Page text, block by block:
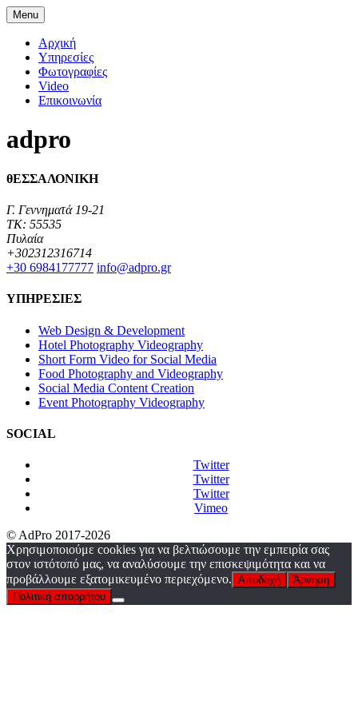
Menu
Αρχική
Υπηρεσίες
Φωτογραφίες
Video
Επικοινωνία
adpro
θΕΣΣΑΛΟΝΙΚΗ
Γ. Γεννηματά 19-21
TK: 55535
Πυλαία
+302312316714
+30 6984177777‬ info@adpro.gr
ΥΠΗΡΕΣΙΕΣ
Web Design & Development
Hotel Photography Videography
Short Form Video for Social Media
Food Photography and Videography
Social Media Content Creation
Event Photography Videography
SOCIAL
Twitter
Twitter
Twitter
Vimeo
© AdPro 2017-2026
Χρησιμοποιούμε cookies για να βελτιώσουμε την εμπειρία σας
στον ιστότοπό μας, να αναλύσουμε την επισκεψιμότητα και να
προβάλλουμε εξατομικευμένο περιεχόμενο. Αποδοχή
Άρνηση
Πολιτική απορρήτου